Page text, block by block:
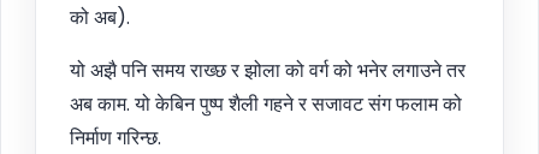
को अब).
यो अझै पनि समय राख्छ र झोला को वर्ग को भनेर लगाउने तर
अब काम. यो केबिन पुष्प शैली गहने र सजावट संग फलाम को
निर्माण गरिन्छ.